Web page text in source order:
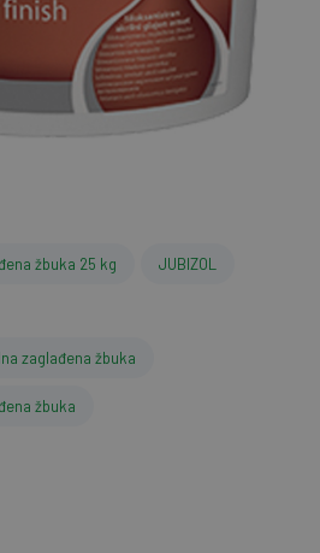
žbuka 25 kg JUBIZOL
zaglađena žbuka
žbuka